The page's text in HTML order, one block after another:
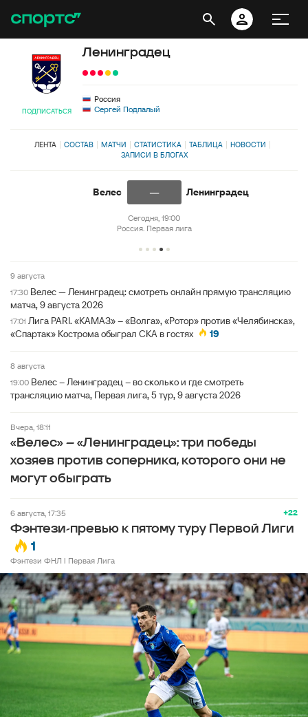
ПОДПИСАТЬСЯ
Ленинградец
Россия
Сергей Подпалый
ЛЕНТА СОСТАВ МАТЧИ СТАТИСТИКА ТАБЛИЦА
НОВОСТИ
ЗАПИСИ В БЛОГАХ
Велес Ленинградец
—
Сегодня, 19:00
Россия. Первая лига
9 августа
17:30 Велес — Ленинградец: смотреть онлайн прямую трансляцию
матча, 9 августа 2026
17:01 Лига PARI. «КАМАЗ» – «Волга», «Ротор» против «Челябинска»,
«Спартак» Кострома обыграл СКА в гостях
19
8 августа
19:00 Велес – Ленинградец – во сколько и где смотреть
трансляцию матча, Первая лига, 5 тур, 9 августа 2026
вчера, 18:11
«Велес» – «Ленинградец»: три победы
хозяев против соперника, которого они не
могут обыграть
+22
6 августа, 17:35
Фэнтези-превью к пятому туру Первой Лиги
1
Фэнтези ФНЛ l Первая Лига